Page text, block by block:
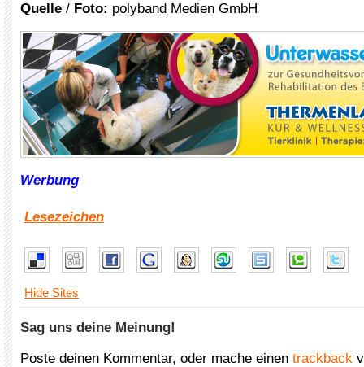
Quelle / Foto: polyband Medien GmbH
Werbung
Lesezeichen
Hide Sites
Sag uns deine Meinung!
Poste deinen Kommentar, oder mache einen trackback